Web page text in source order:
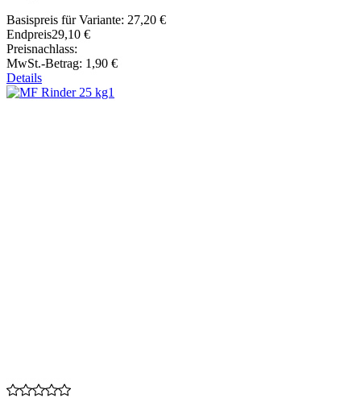
Basispreis für Variante: 27,20 €
Endpreis29,10 €
Preisnachlass:
MwSt.-Betrag: 1,90 €
Details